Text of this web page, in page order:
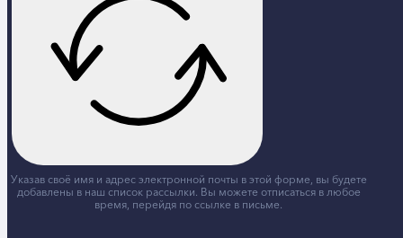
Указав своё имя и адрес электронной почты в этой форме, вы будете
добавлены в наш список рассылки. Вы можете отписаться в любое
время, перейдя по ссылке в письме.